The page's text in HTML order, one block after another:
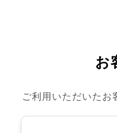
お
ご利用いただいたお